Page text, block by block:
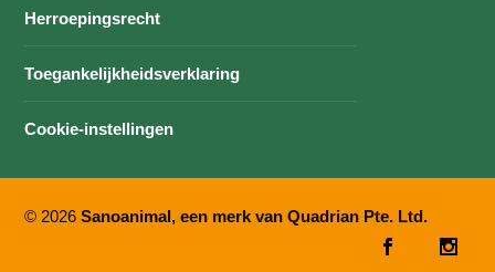
Herroepingsrecht
Toegankelijkheidsverklaring
Cookie-instellingen
© 2026Sanoanimal, een merk van Quadrian Pte. Ltd.